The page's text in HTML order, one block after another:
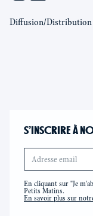
Diffusion/
S’INSCRIRE À
En cliquant sur "Je
Petits Matins.
En savoir plus sur